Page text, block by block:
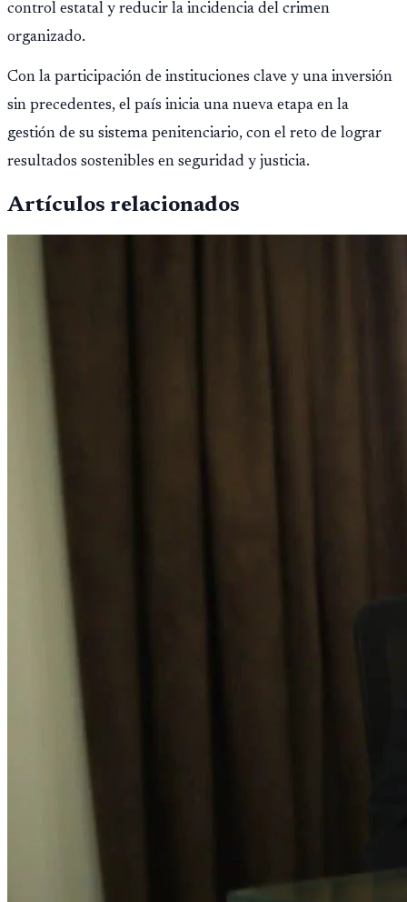
control estatal y reducir la incidencia del crimen
organizado.
Con la participación de instituciones clave y una inversión
sin precedentes, el país inicia una nueva etapa en la
gestión de su sistema penitenciario, con el reto de lograr
resultados sostenibles en seguridad y justicia.
Artículos relacionados